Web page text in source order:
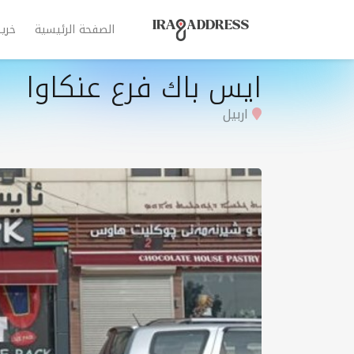
الصفحة الرئيسية
ايس باك فرع عنکاوا
اربيل